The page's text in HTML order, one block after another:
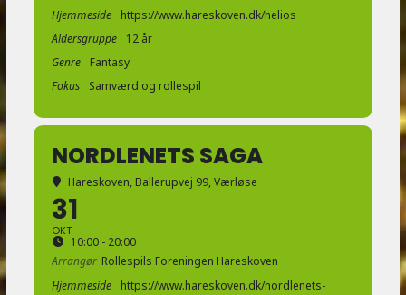
Hjemmeside
https://www.hareskoven.dk/helios
Aldersgruppe
12 år
Genre
Fantasy
Fokus
Samværd og rollespil
NORDLENETS SAGA
Hareskoven, Ballerupvej 99, Værløse
31
OKT
10:00 - 20:00
Arrangør Rollespils Foreningen Hareskoven
Hjemmeside
https://www.hareskoven.dk/nordlenets-